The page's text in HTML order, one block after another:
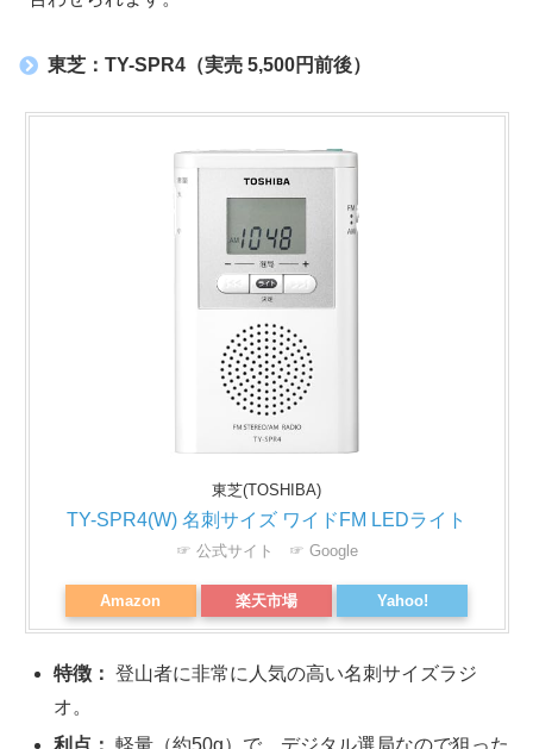
東芝：TY-SPR4（実売 5,500円前後）
東芝(TOSHIBA)
TY-SPR4(W) 名刺サイズ ワイドFM LEDライト
☞ 公式サイト ☞ Google
Amazon 楽天市場 Yahoo!
特徴： 登山者に非常に人気の高い名刺サイズラジ
オ。
利点： 軽量（約50g）で、デジタル選局なので狙った